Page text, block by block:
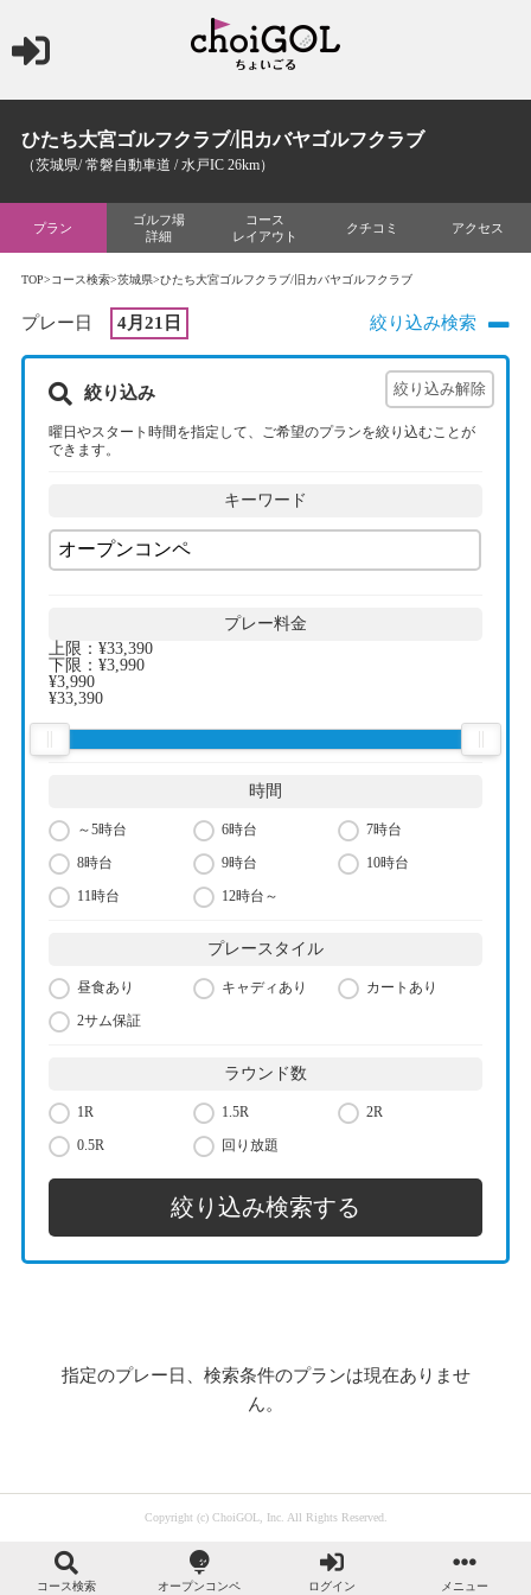
ひたち大宮ゴルフクラブ/旧カバヤゴルフクラブ
（茨城県/ 常磐自動車道 / 水戸IC 26km）
プラン
ゴルフ場
詳細
コース
レイアウト
クチコミ アクセス
TOP>コース検索>茨城県>ひたち大宮ゴルフクラブ/旧カバヤゴルフクラブ
プレー日 4月21日 絞り込み検索
絞り込み
曜日やスタート時間を指定して、ご希望のプランを絞り込むことが
できます。
キーワード
プレー料金
上限： ¥33,390
下限： ¥3,990
¥3,990
¥33,390
時間
～5時台 6時台
7時台
8時台
9時台
10時台
11時台
12時台～
プレースタイル
昼食あり キャディあり
カートあり
2サム保証
ラウンド数
1R 1.5R
2R
0.5R
回り放題
指定のプレー日、検索条件のプランは現在ありませ
ん。
Copyright (c) ChoiGOL, Inc. All Rights Reserved.
コース検索 オープンコンペ ログイン メニュー